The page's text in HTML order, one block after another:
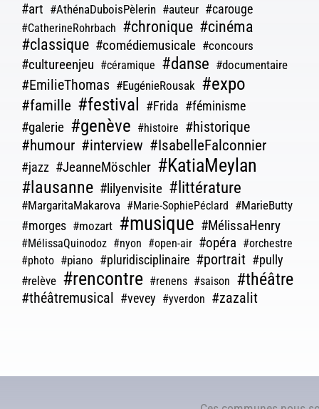
#art #AthénaDuboisPèlerin #auteur #carouge
#CatherineRohrbach #chronique #cinéma
#classique #comédiemusicale #concours
#cultureenjeu #céramique #danse #documentaire
#EmilieThomas #EugénieRousak #expo
#famille #festival #Frida #féminisme
#galerie #genève #histoire #historique
#humour #interview #IsabelleFalconnier
#jazz #JeanneMöschler #KatiaMeylan
#lausanne #lilyenvisite #littérature
#MargaritaMakarova #Marie-SophiePéclard #MarieButty
#morges #mozart #musique #MélissaHenry
#MélissaQuinodoz #nyon #open-air #opéra #orchestre
#photo #piano #pluridisciplinaire #portrait #pully
#relève #rencontre #renens #saison #théâtre
#théâtremusical #vevey #yverdon #zazalit